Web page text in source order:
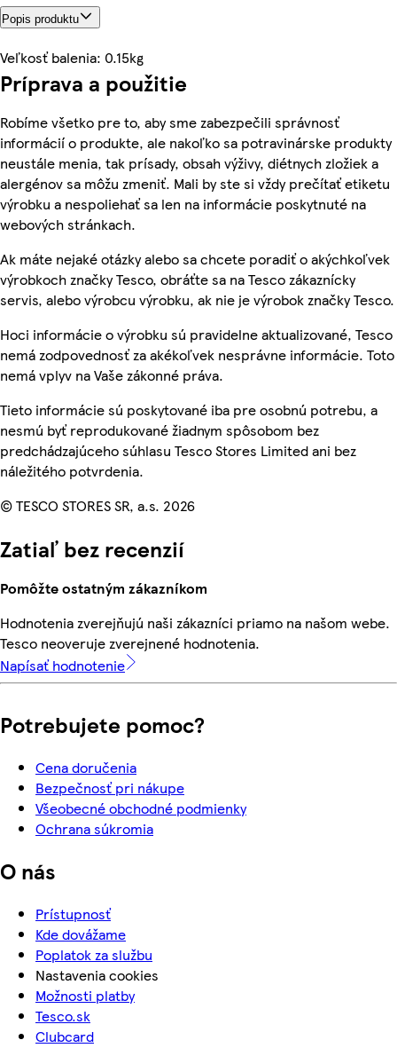
Popis produktu
Veľkosť balenia: 0.15kg
Príprava a použitie
Robíme všetko pre to, aby sme zabezpečili správnosť
informácií o produkte, ale nakoľko sa potravinárske produkty
neustále menia, tak prísady, obsah výživy, diétnych zložiek a
alergénov sa môžu zmeniť. Mali by ste si vždy prečítať etiketu
výrobku a nespoliehať sa len na informácie poskytnuté na
webových stránkach.
Ak máte nejaké otázky alebo sa chcete poradiť o akýchkoľvek
výrobkoch značky Tesco, obráťte sa na Tesco zákaznícky
servis, alebo výrobcu výrobku, ak nie je výrobok značky Tesco.
Hoci informácie o výrobku sú pravidelne aktualizované, Tesco
nemá zodpovednosť za akékoľvek nesprávne informácie. Toto
nemá vplyv na Vaše zákonné práva.
Tieto informácie sú poskytované iba pre osobnú potrebu, a
nesmú byť reprodukované žiadnym spôsobom bez
predchádzajúceho súhlasu Tesco Stores Limited ani bez
náležitého potvrdenia.
© TESCO STORES SR, a.s. 2026
Zatiaľ bez recenzií
Pomôžte ostatným zákazníkom
Hodnotenia zverejňujú naši zákazníci priamo na našom webe.
Tesco neoveruje zverejnené hodnotenia.
Napísať hodnotenie
Potrebujete pomoc?
Cena doručenia
Bezpečnosť pri nákupe
Všeobecné obchodné podmienky
Ochrana súkromia
O nás
Prístupnosť
Kde dovážame
Poplatok za službu
Nastavenia cookies
Možnosti platby
Tesco.sk
Clubcard